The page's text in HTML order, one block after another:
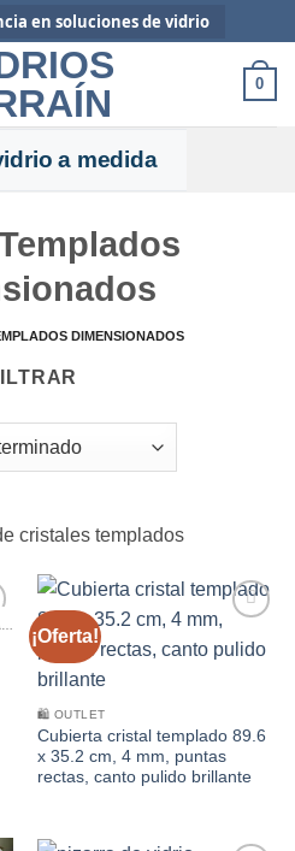
en soluciones de vidrio
a todo Chile
0
a medida
DIMENSIONADOS
cristales templados
¡Oferta!
a la
🛍️ OUTLET
Cubierta cristal templado 89.6
x 35.2 cm, 4 mm, puntas
rectas, canto pulido brillante